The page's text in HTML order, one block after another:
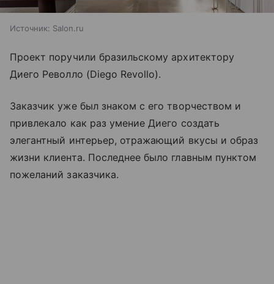
Источник: Salon.ru
Проект поручили бразильскому архитектору
Диего Револло (Diego Revollo).
Заказчик уже был знаком с его творчеством и
привлекало как раз умение Диего создать
элегантный интерьер, отражающий вкусы и образ
жизни клиента. Последнее было главным пунктом
пожеланий заказчика.